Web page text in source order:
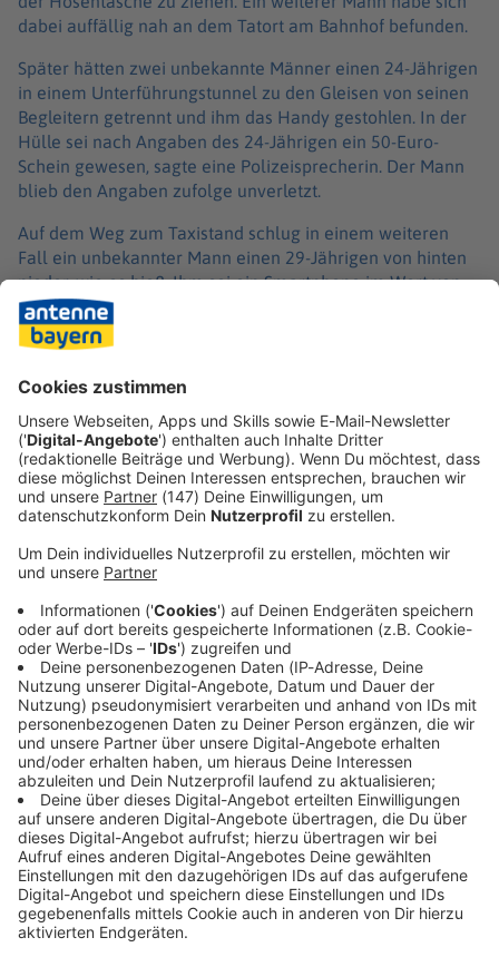
dabei auffällig nah an dem Tatort am Bahnhof befunden.
Später hätten zwei unbekannte Männer einen 24-Jährigen
in einem Unterführungstunnel zu den Gleisen von seinen
Begleitern getrennt und ihm das Handy gestohlen. In der
Hülle sei nach Angaben des 24-Jährigen ein 50-Euro-
Schein gewesen, sagte eine Polizeisprecherin. Der Mann
blieb den Angaben zufolge unverletzt.
Auf dem Weg zum Taxistand schlug in einem weiteren
Fall ein unbekannter Mann einen 29-Jährigen von hinten
nieder, wie es hieß. Ihm sei ein Smartphone im Wert von
etwa 550 Euro aus der Hosentasche entwendet worden.
Der 29-Jährige erlitt demnach Schürfwunden im Gesicht,
am Knie und am Arm sowie eine aufgeplatzte Lippe und
wurde in einer Klinik versorgt. Die Polizei suchte nach
Immer auf dem Laufenden
bleiben!
Verpass' nichts mehr - mit unserem kostenlosen